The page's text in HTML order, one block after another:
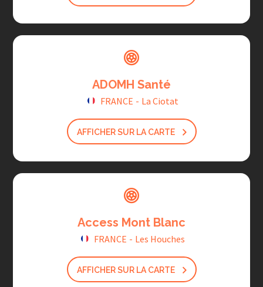
ADOMH Santé
FRANCE - La Ciotat
AFFICHER SUR LA CARTE
Access Mont Blanc
FRANCE - Les Houches
AFFICHER SUR LA CARTE